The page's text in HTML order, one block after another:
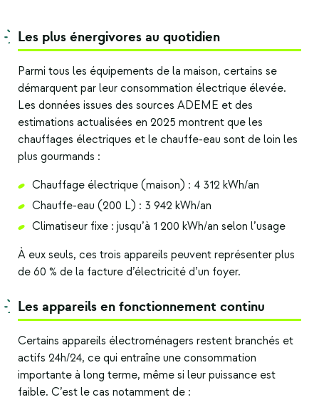
Les plus énergivores au quotidien
Parmi tous les équipements de la maison, certains se
démarquent par leur consommation électrique élevée.
Les données issues des sources ADEME et des
estimations actualisées en 2025 montrent que les
chauffages électriques et le chauffe-eau sont de loin les
plus gourmands :
Chauffage électrique (maison) : 4 312 kWh/an
Chauffe-eau (200 L) : 3 942 kWh/an
Climatiseur fixe : jusqu’à 1 200 kWh/an selon l’usage
À eux seuls, ces trois appareils peuvent représenter plus
de 60 % de la facture d’électricité d’un foyer.
Les appareils en fonctionnement continu
Certains appareils électroménagers restent branchés et
actifs 24h/24, ce qui entraîne une consommation
importante à long terme, même si leur puissance est
faible. C’est le cas notamment de :